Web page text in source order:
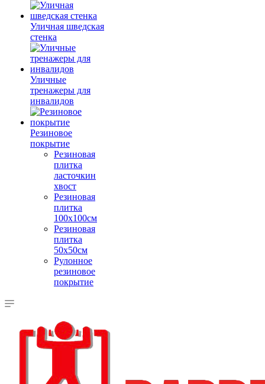
Уличная шведская
стенка
Уличные
тренажеры для
инвалидов
Резиновое
покрытие
Резиновая
плитка
ласточкин
хвост
Резиновая
плитка
100х100см
Резиновая
плитка
50х50см
Рулонное
резиновое
покрытие